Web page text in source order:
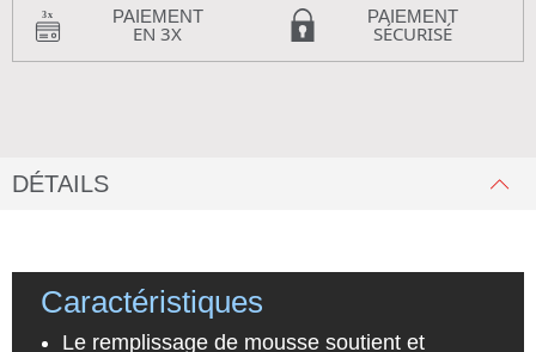
PAIEMENT
EN 3X
PAIEMENT
SÉCURISÉ
DÉTAILS
Caractéristiques
Le remplissage de mousse soutient et